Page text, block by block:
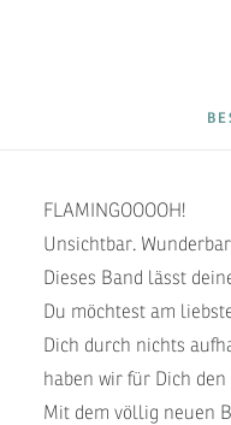
FLAMINGOOOOH!
Unsichtbar.
Dieses Band lässt
Du möchtest am
Dich durch nichts
haben wir für Dich den
Mit dem völlig neuen